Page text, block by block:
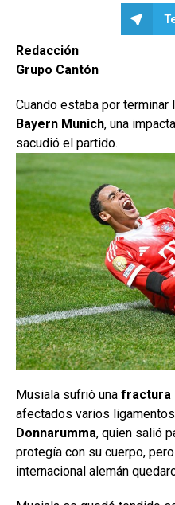
Redacción
Grupo Cantón
Cuando estaba por terminar
Bayern Munich, una
sacudió el partido.
Musiala sufrió una fractura
afectados varios
Donnarumma, quien salió
protegía con su cuerpo,
internacional alemán